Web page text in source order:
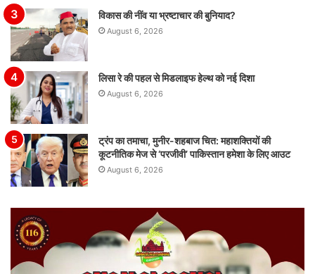
विकास की नींव या भ्रष्टाचार की बुनियाद?
August 6, 2026
लिसा रे की पहल से मिडलाइफ हेल्थ को नई दिशा
August 6, 2026
ट्रंप का तमाचा, मुनीर-शहबाज चित: महाशक्तियों की
कूटनीतिक मेज से ‘परजीवी’ पाकिस्तान हमेशा के लिए आउट
August 6, 2026